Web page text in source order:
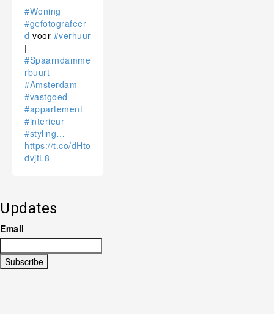
#Woning
#gefotografeer
d voor #verhuur
|
#Spaarndamme
rbuurt
#Amsterdam
#vastgoed
#appartement
#interieur
#styling…
https://t.co/dHto
dvjtL8
Updates
Email